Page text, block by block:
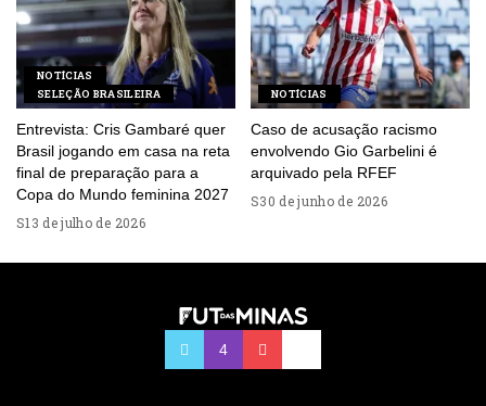
NOTÍCIAS
SELEÇÃO BRASILEIRA
Entrevista: Cris Gambaré quer
Brasil jogando em casa na reta
final de preparação para a
Copa do Mundo feminina 2027
13 de julho de 2026
NOTÍCIAS
Caso de acusação racismo
envolvendo Gio Garbelini é
arquivado pela RFEF
30 de junho de 2026